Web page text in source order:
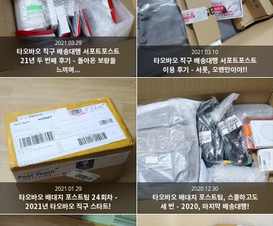
타오바오 직구 배송대행 서포트포스트
21년 두 번째 후기 - 돌아온 보람을
느끼며...
2021.03.29
타오바오 직구 배송대행 서포트포스트
이용 후기 - 서폿, 오랜만이야!!
2021.03.10
타오바오 배대지 포스트팀 24회차 -
2021년 타오바오 직구 스타트!
2021.01.29
타오바오 배대지 포스트팀, 스물하고도
세 번 - 2020, 마지막 배송대행!
2020.12.30